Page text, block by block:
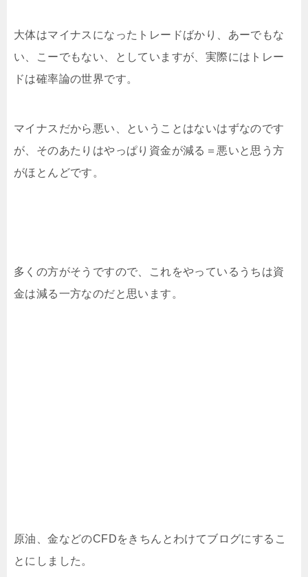
大体はマイナスになったトレードばかり、あーでもな
い、こーでもない、としていますが、実際にはトレー
ドは確率論の世界です。
マイナスだから悪い、ということはないはずなのです
が、そのあたりはやっぱり資金が減る＝悪いと思う方
がほとんどです。
多くの方がそうですので、これをやっているうちは資
金は減る一方なのだと思います。
原油、金などのCFDをきちんとわけてブログにするこ
とにしました。